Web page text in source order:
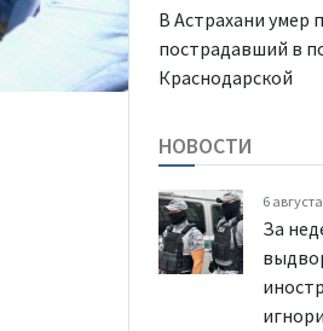
В Астрахани умер
пострадавший в
Краснодарской
НОВОСТИ
6
За